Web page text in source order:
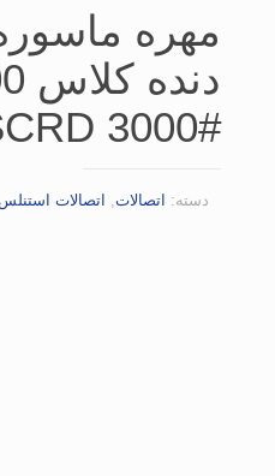
3000#
دسته: اتصالات, اتصالات استنلس